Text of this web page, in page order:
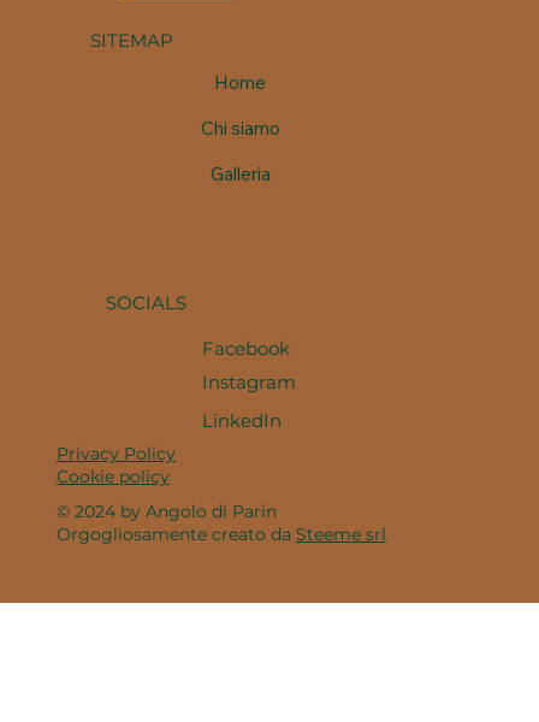
SITEMAP
Home
Chi siamo
Galleria
SOCIALS
Facebook
Instagram
LinkedIn
Privacy Policy
Cookie policy
© 2024 by Angolo di Parin
Orgogliosamente creato da Steeme srl